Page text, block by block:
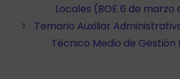
Locales (BOE 6 de marzo
Temario Auxiliar
Técnico Medio de Gestión